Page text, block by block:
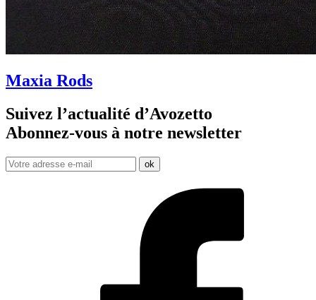
Maxia Rods
Suivez l’actualité d’Avozetto
Abonnez-vous à notre newsletter